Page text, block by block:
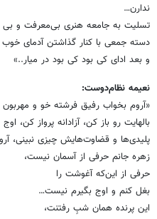
ندارن…
تسلیت به جامعه هنری بی‌معرفت و
دسته جمعی با کنار گذاشتن آدمای
و بعد ادای کی بود کی بود در میار..»
نعیمه نظام‌دوست:
«آروم بخواب رفیق فرشته خو و
بالهایت رو باز کن، آزادانه پرواز کن،
پلیدی‌ها و قضاوت‌هایش چیزی نبینی،
زهره جانم حرفی از آسمان نیست،
حرفی از این‌که آغوشت را
بغل کنم و اوج بگیرم نیست…
این پرنده همان شبِ رفتنت،